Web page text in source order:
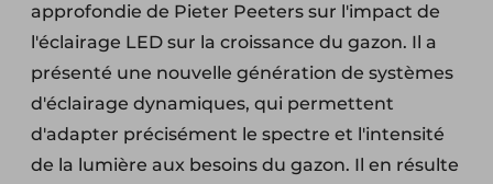
approfondie de Pieter Peeters sur l'impact de
l'éclairage LED sur la croissance du gazon. Il a
présenté une nouvelle génération de systèmes
d'éclairage dynamiques, qui permettent
d'adapter précisément le spectre et l'intensité
de la lumière aux besoins du gazon. Il en résulte